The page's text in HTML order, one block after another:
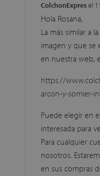
ColchonExpresel
Hola Rosana,
La más similar a
imagen y que se
en nuestra web,
https://
arcon-y-somier-
Puede elegir en
interesada para
Para cualquier
nosotros.
en sus compras